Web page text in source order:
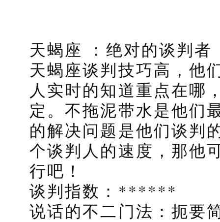
天蝎座 ：绝对的谈判者
天蝎座谈判技巧高，他
人实时的知道重点在哪
定。不拖泥带水是他们
的解决问题是他们谈判
个谈判人的速度，那他
行吧！
谈判指数：******
说话的不二门法：扼要